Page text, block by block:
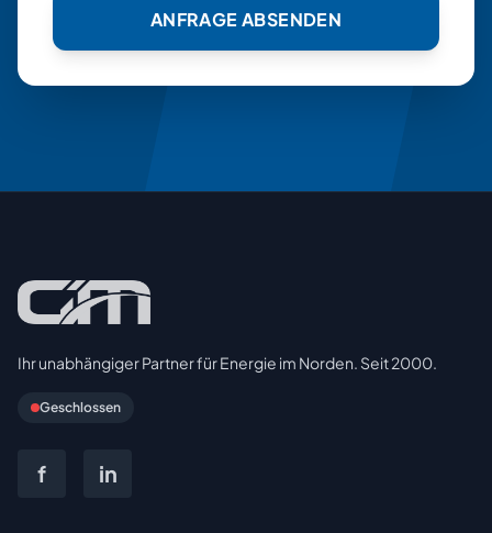
ANFRAGE ABSENDEN
Ihr unabhängiger Partner für Energie im Norden. Seit 2000.
Geschlossen
f in